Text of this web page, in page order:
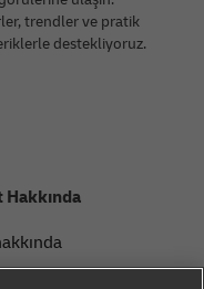
trendler ve pratik
destekliyoruz.